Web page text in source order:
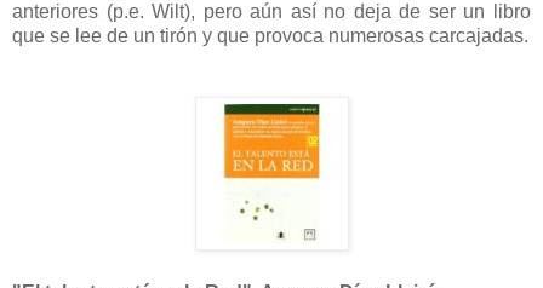
anteriores (p.e. Wilt), pero aún así no deja de ser un libro
que se lee de un tirón y que provoca numerosas carcajadas.